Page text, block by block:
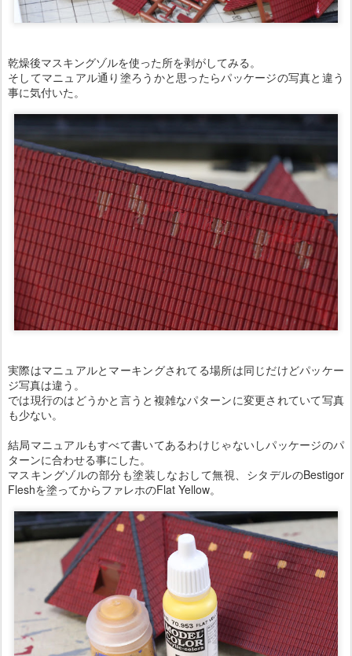
乾燥後マスキングゾルを使った所を剥がしてみる。
そしてマニュアル通り塗ろうかと思ったらパッケージの写真と違う
事に気付いた。
実際はマニュアルとマーキングされてる場所は同じだけどパッケー
ジ写真は違う。
では現行のはどうかと言うと複雑なパターンに変更されていて写真
も少ない。
結局マニュアルもすべて書いてあるわけじゃないしパッケージのパ
ターンに合わせる事にした。
マスキングゾルの部分も塗装しなおして無視、シタデルのBestigor
Fleshを塗ってからファレホのFlat Yellow。